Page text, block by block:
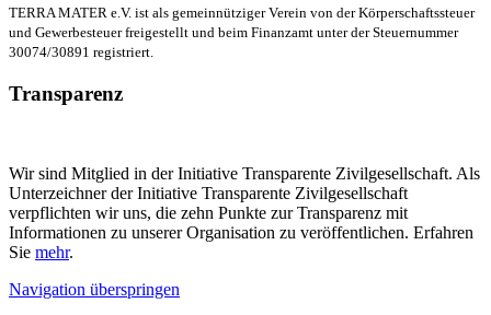
TERRA MATER e.V. ist als gemeinnütziger Verein von der Körperschaftssteuer
und Gewerbesteuer freigestellt und beim Finanzamt unter der Steuernummer
30074/30891 registriert.
Transparenz
Wir sind Mitglied in der Initiative Transparente Zivilgesellschaft. Als
Unterzeichner der Initiative Transparente Zivilgesellschaft
verpflichten wir uns, die zehn Punkte zur Transparenz mit
Informationen zu unserer Organisation zu veröffentlichen. Erfahren
Sie mehr.
Navigation überspringen